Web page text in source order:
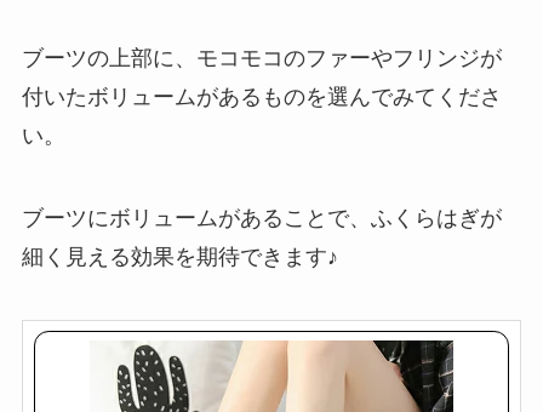
ブーツの上部に、モコモコのファーやフリンジが
付いたボリュームがあるものを選んでみてくださ
い。
ブーツにボリュームがあることで、ふくらはぎが
細く見える効果を期待できます♪